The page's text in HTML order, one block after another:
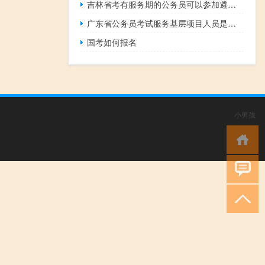
吉林省考有服务期的公务员可以参加遴选吗
广东省公务员考试服务基层项目人员是哪些人
国考如何报名
小男孩